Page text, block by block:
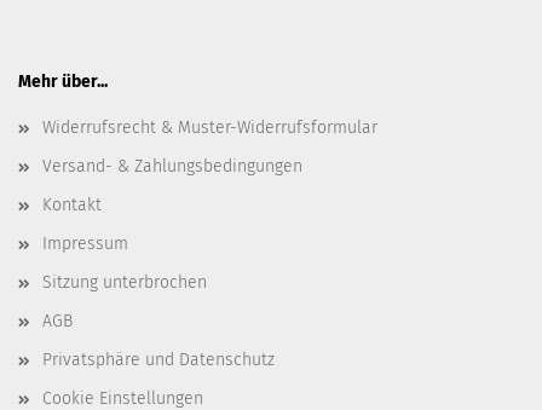
Mehr über...
Widerrufsrecht & Muster-Widerrufsformular
Versand- & Zahlungsbedingungen
Kontakt
Impressum
Sitzung unterbrochen
AGB
Privatsphäre und Datenschutz
Cookie Einstellungen